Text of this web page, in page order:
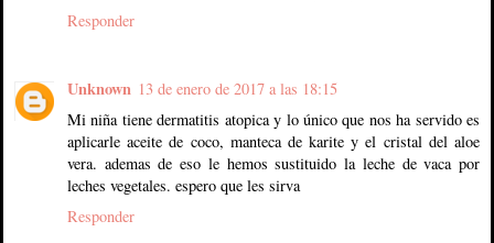
Responder
Unknown 13 de enero de 2017 a las 18:15
Mi niña tiene dermatitis atopica y lo único que nos ha servido es
aplicarle aceite de coco, manteca de karite y el cristal del aloe
vera. ademas de eso le hemos sustituido la leche de vaca por
leches vegetales. espero que les sirva
Responder